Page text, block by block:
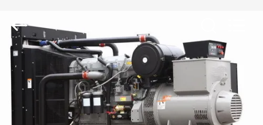
MAISON
PRODUITS
Equipment
Ltd..
Rights
Reserved.